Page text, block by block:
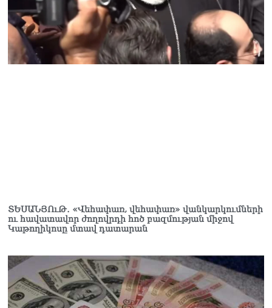
ՏԵՍԱՆՅՈւԹ․ «Վեհափառ, վեհափառ» վանկարկումների
ու հավատավոր ժողովրդի հոծ բազմության միջով
Կաթողիկոսը մտավ դատարան